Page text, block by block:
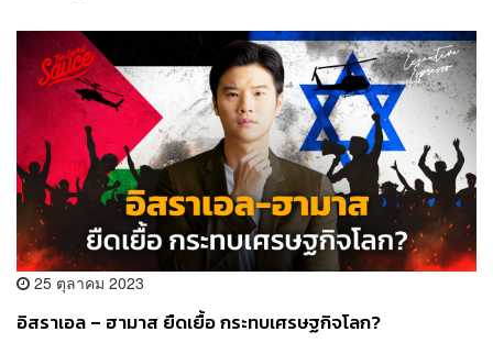
25 ตุลาคม 2023
อิสราเอล – ฮามาส ยืดเยื้อ กระทบเศรษฐกิจโลก?